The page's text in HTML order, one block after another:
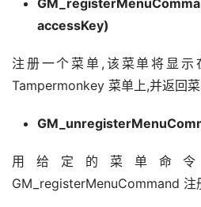
accessKey)
注册一个菜单,该菜单将显示
Tampermonkey 菜单上,并返回菜
用给定的菜单命
GM_registerMenuCommand 注